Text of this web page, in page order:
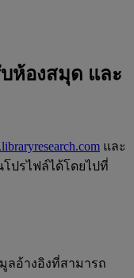
ห้องสมุด และ
และ
ปรไฟล์ได้โดยไปที่
ลอ้างอิงที่สามารถ